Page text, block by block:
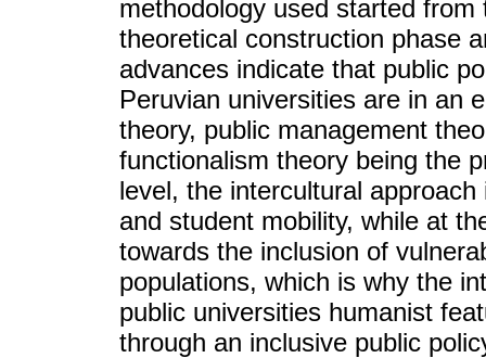
methodology used started
theoretical construction phase
advances indicate that public
Peruvian universities are in an
theory, public management
functionalism theory being the
level, the intercultural
and student mobility, while at
towards the inclusion of
populations, which is why the
public universities humanist
through an inclusive public